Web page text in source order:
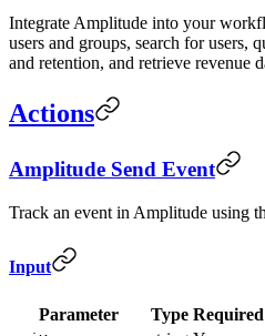
Integrate Amplitude into your
users and groups, search for users,
and retention, and retrieve revenue
Actions
Amplitude Send Event
Track an event in Amplitude using
Input
Parameter Type Required